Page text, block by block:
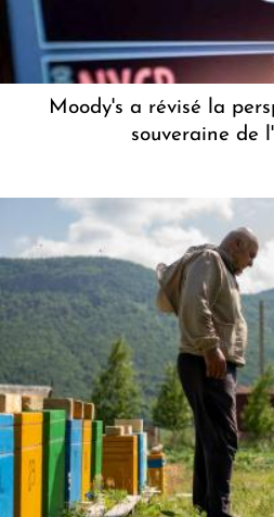
Moody's a révisé la
souveraine de